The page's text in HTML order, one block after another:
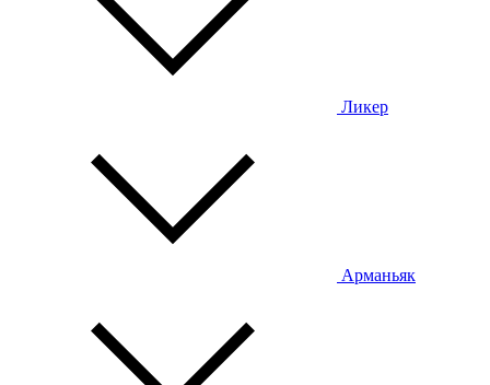
Ликер
Арманьяк